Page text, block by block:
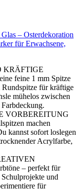
– Osterdekoration
für Erwachsene,
KRÄFTIGE
feine 1 mm Spitze
für kräftige
mühelos zwischen
VORBEREITUNG
machen
kannst sofort loslegen
Acrylfarbe,
– perfekt für
und
für